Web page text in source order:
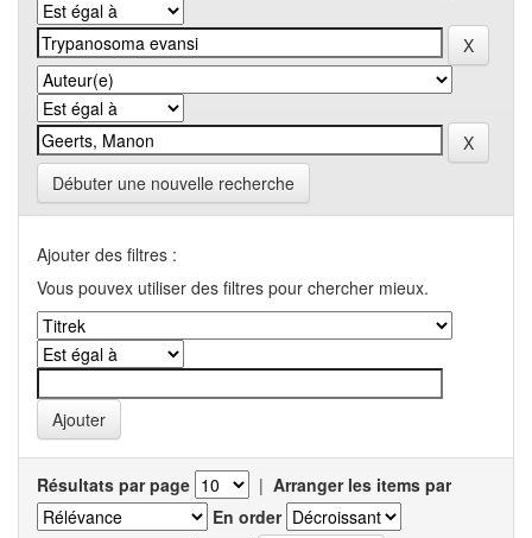
Débuter une nouvelle recherche
Ajouter des filtres :
Vous pouvex utiliser des filtres pour chercher mieux.
Résultats par page | Arranger les items par
En order